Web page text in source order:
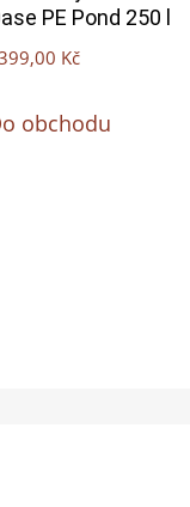
PE Pond 250 l
Kč
obchodu